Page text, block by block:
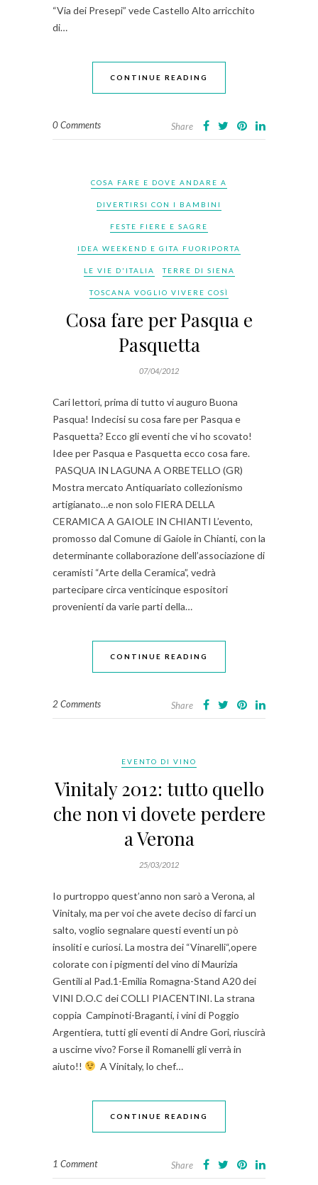
“Via dei Presepi” vede Castello Alto arricchito
di…
CONTINUE READING
0 Comments Share
COSA FARE E DOVE ANDARE A
DIVERTIRSI CON I BAMBINI
FESTE FIERE E SAGRE
IDEA WEEKEND E GITA FUORIPORTA
LE VIE D'ITALIA TERRE DI SIENA
TOSCANA VOGLIO VIVERE COSÌ
Cosa fare per Pasqua e
Pasquetta
07/04/2012
Cari lettori, prima di tutto vi auguro Buona
Pasqua! Indecisi su cosa fare per Pasqua e
Pasquetta? Ecco gli eventi che vi ho scovato!
Idee per Pasqua e Pasquetta ecco cosa fare.
PASQUA IN LAGUNA A ORBETELLO (GR)
Mostra mercato Antiquariato collezionismo
artigianato…e non solo FIERA DELLA
CERAMICA A GAIOLE IN CHIANTI L’evento,
promosso dal Comune di Gaiole in Chianti, con la
determinante collaborazione dell’associazione di
ceramisti “Arte della Ceramica”, vedrà
partecipare circa venticinque espositori
provenienti da varie parti della…
CONTINUE READING
2 Comments Share
EVENTO DI VINO
Vinitaly 2012: tutto quello
che non vi dovete perdere
a Verona
25/03/2012
Io purtroppo quest’anno non sarò a Verona, al
Vinitaly, ma per voi che avete deciso di farci un
salto, voglio segnalare questi eventi un pò
insoliti e curiosi. La mostra dei “Vinarelli“,opere
colorate con i pigmenti del vino di Maurizia
Gentili al Pad.1-Emilia Romagna-Stand A20 dei
VINI D.O.C dei COLLI PIACENTINI. La strana
coppia Campinoti-Braganti, i vini di Poggio
Argentiera, tutti gli eventi di Andre Gori, riuscirà
a uscirne vivo? Forse il Romanelli gli verrà in
aiuto!!
A Vinitaly, lo chef…
CONTINUE READING
1 Comment Share